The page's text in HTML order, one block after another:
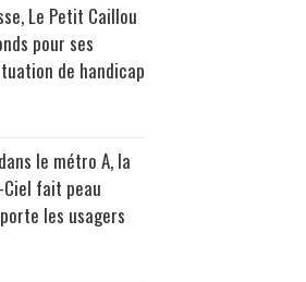
Le Petit Caillou
pour ses
de handicap
le métro A, la
fait peau
les usagers